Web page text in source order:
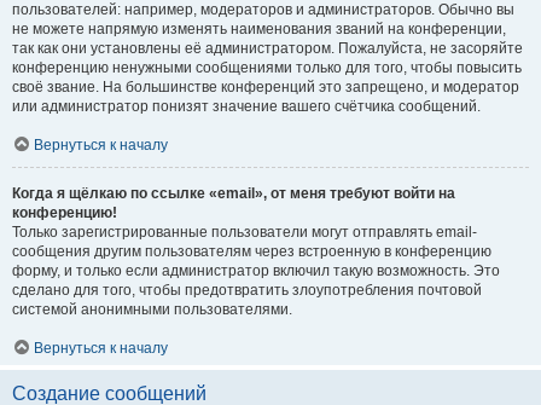
пользователей: например, модераторов и администраторов. Обычно вы
не можете напрямую изменять наименования званий на конференции,
так как они установлены её администратором. Пожалуйста, не засоряйте
конференцию ненужными сообщениями только для того, чтобы повысить
своё звание. На большинстве конференций это запрещено, и модератор
или администратор понизят значение вашего счётчика сообщений.
Вернуться к началу
Когда я щёлкаю по ссылке «email», от меня требуют войти на
конференцию!
Только зарегистрированные пользователи могут отправлять email-
сообщения другим пользователям через встроенную в конференцию
форму, и только если администратор включил такую возможность. Это
сделано для того, чтобы предотвратить злоупотребления почтовой
системой анонимными пользователями.
Вернуться к началу
Создание сообщений